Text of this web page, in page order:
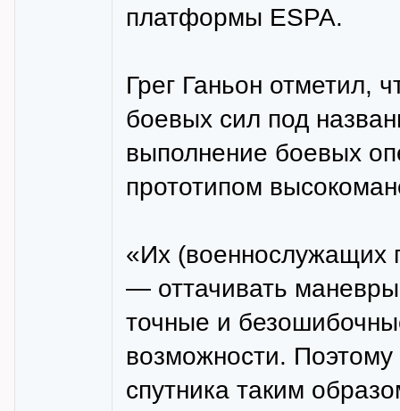
платформы ESPA.
Грег Ганьон отметил,
боевых сил под
выполнение боевых
прототипом
«Их (военнослужащих
— оттачивать
точные и
возможности.
спутника таким